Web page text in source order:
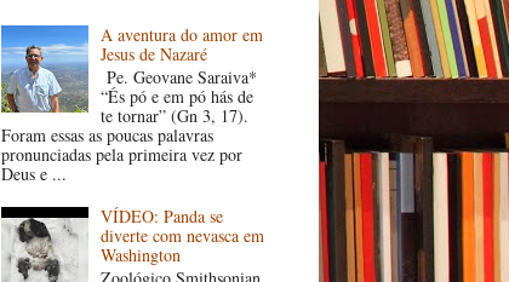
A aventura do amor em
Jesus de Nazaré
Pe. Geovane Saraiva*
“És pó e em pó hás de
te tornar” (Gn 3, 17).
Foram essas as poucas palavras
pronunciadas pela primeira vez por
Deus e ...
VÍDEO: Panda se
diverte com nevasca em
Washington